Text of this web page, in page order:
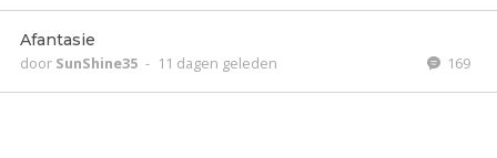
Afantasie
door SunShine35 - 11 dagen geleden 169